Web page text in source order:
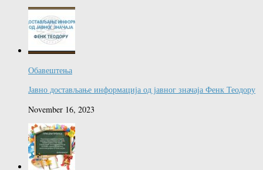
Обавештења
Јавно достављање информација од јавног значаја Фенк Теодору
November 16, 2023